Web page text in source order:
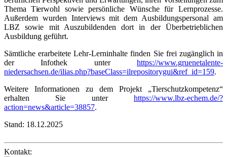
Thema Tierwohl sowie persönliche Wünsche für Lernprozesse.
Außerdem wurden Interviews mit dem Ausbildungspersonal am
LBZ sowie mit Auszubildenden dort in der Überbetrieblichen
Ausbildung geführt.
Sämtliche erarbeitete Lehr-Lerninhalte finden Sie frei zugänglich in
der Infothek unter https://www.gruenetalente-
niedersachsen.de/ilias.php?baseClass=ilrepositorygui&ref_id=159.
Weitere Informationen zu dem Projekt „Tierschutzkompetenz“
erhalten Sie unter https://www.lbz-echem.de/?
action=news&article=38857.
Stand: 18.12.2025
Kontakt: